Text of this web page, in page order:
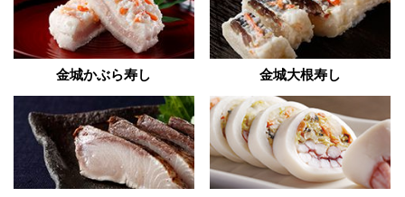
金城かぶら寿し 金城大根寿し